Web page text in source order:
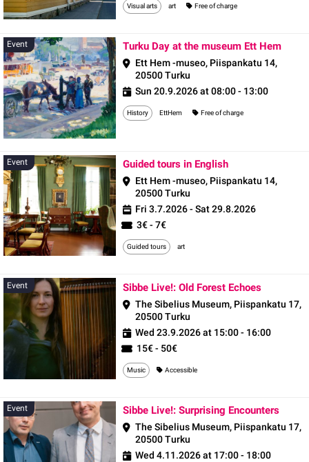
Visual arts art Free of charge
Event Turku Day at the museum Ett HemEvent
Ett Hem -museo, Piispankatu 14,
20500 Turku
Sun 20.9.2026 at 08:00 - 13:00
History EttHem Free of charge
Event Guided tours in EnglishEvent
Ett Hem -museo, Piispankatu 14,
20500 Turku
Fri 3.7.2026 - Sat 29.8.2026
3€ - 7€
Guided tours art
Event Sibbe Live!: Old Forest EchoesEvent
The Sibelius Museum, Piispankatu 17,
20500 Turku
Wed 23.9.2026 at 15:00 - 16:00
15€ - 50€
Music Accessible
Event Sibbe Live!: Surprising EncountersEvent
The Sibelius Museum, Piispankatu 17,
20500 Turku
Wed 4.11.2026 at 17:00 - 18:00